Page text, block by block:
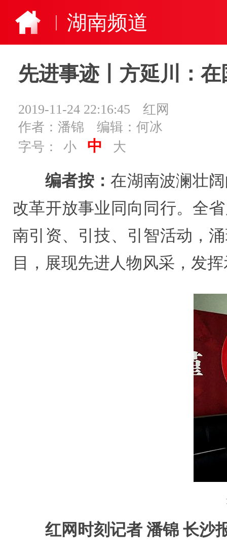
湖南频道
先进事迹丨方延川：
2019-11-24 22:16:45
红网
作者：潘锦
编辑：何冰
字号：
小 中 大
编者按：在湖南波澜壮
改革开放事业同向同行。全
南引资、引技、引智活动，
目，展现先进人物风采，发
红网时刻记者 潘锦 长沙